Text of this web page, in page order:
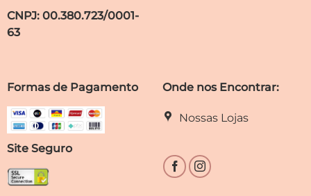
CNPJ: 00.380.723/0001-
63
Formas de Pagamento
Site Seguro
Onde nos Encontrar:
Nossas Lojas